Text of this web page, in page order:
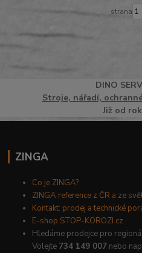
strana
DINO
Stroje, nářadí,
Již od
ZINGA
Co je ZINGA?
ZINGA reference z ČR a ze
Kontakt: prodej a technické
E-shop STOP-KOROZI.cz
Hledáme prodejce pro
Volejte 734 149 007 nebo